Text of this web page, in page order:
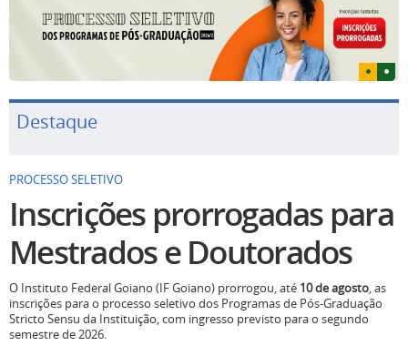
Destaque
PROCESSO SELETIVO
Inscrições prorrogadas para
Mestrados e Doutorados
O Instituto Federal Goiano (IF Goiano) prorrogou, até 10 de agosto, as
inscrições para o processo seletivo dos Programas de Pós-Graduação
Stricto Sensu da Instituição, com ingresso previsto para o segundo
semestre de 2026.